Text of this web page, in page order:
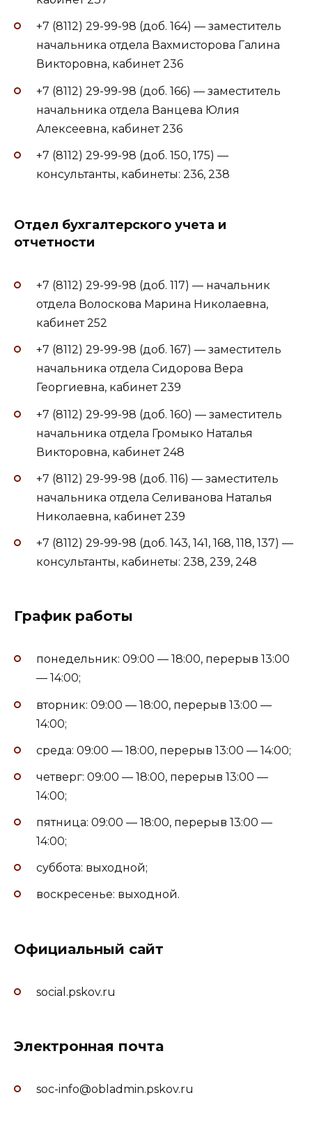
+7 (8112) 29-99-98 (доб. 164) — заместитель
начальника отдела Вахмисторова Галина
Викторовна, кабинет 236
+7 (8112) 29-99-98 (доб. 166) — заместитель
начальника отдела Ванцева Юлия
Алексеевна, кабинет 236
+7 (8112) 29-99-98 (доб. 150, 175) —
консультанты, кабинеты: 236, 238
Отдел бухгалтерского учета и
отчетности
+7 (8112) 29-99-98 (доб. 117) — начальник
отдела Волоскова Марина Николаевна,
кабинет 252
+7 (8112) 29-99-98 (доб. 167) — заместитель
начальника отдела Сидорова Вера
Георгиевна, кабинет 239
+7 (8112) 29-99-98 (доб. 160) — заместитель
начальника отдела Громыко Наталья
Викторовна, кабинет 248
+7 (8112) 29-99-98 (доб. 116) — заместитель
начальника отдела Селиванова Наталья
Николаевна, кабинет 239
+7 (8112) 29-99-98 (доб. 143, 141, 168, 118, 137) —
консультанты, кабинеты: 238, 239, 248
График работы
понедельник: 09:00 — 18:00, перерыв 13:00
— 14:00;
вторник: 09:00 — 18:00, перерыв 13:00 —
14:00;
среда: 09:00 — 18:00, перерыв 13:00 — 14:00;
четверг: 09:00 — 18:00, перерыв 13:00 —
14:00;
пятница: 09:00 — 18:00, перерыв 13:00 —
14:00;
суббота: выходной;
воскресенье: выходной.
Официальный сайт
social.pskov.ru
Электронная почта
soc-info@obladmin.pskov.ru